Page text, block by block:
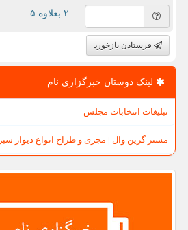
= ۲ بعلاوه ۵
فرستادن بازخورد
لینک دوستان خبرگزاری نام
تبلیغات انتخابات مجلس
مستر گرین وال | مجری و طراح انواع دیوار سبز